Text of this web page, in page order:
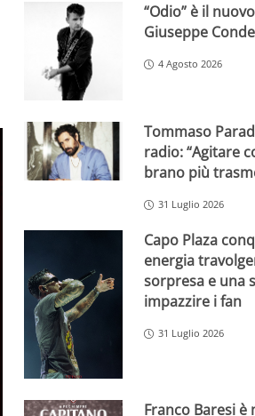
“Odio” è il
Giuseppe
4 Agosto 2026
Tommaso
radio: “Agitare
brano più
31 Luglio 2026
Capo Plaza
energia
sorpresa e una
impazzire i fan
31 Luglio 2026
Franco Baresi